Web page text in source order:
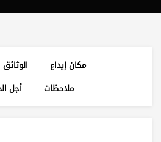
الوثائق
مكان إيداع
أجل ملاحظات